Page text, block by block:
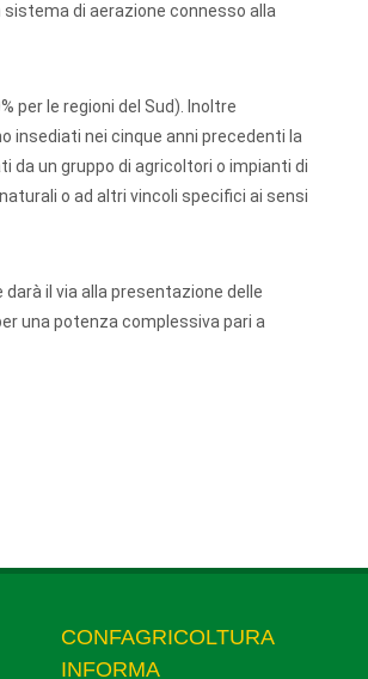
di aerazione connesso alla
per le regioni del Sud). Inoltre
insediati nei cinque anni precedenti la
un gruppo di agricoltori o impianti di
o ad altri vincoli specifici ai sensi
il via alla presentazione delle
una potenza complessiva pari a
CONFAGRICOLTURA
INFORMA